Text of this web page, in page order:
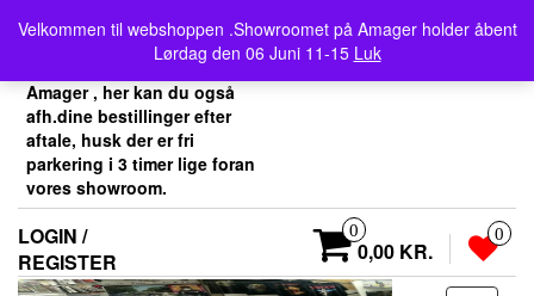
content
Velkommen til webshoppen .Showroomet på Amager holder åbent
Lørdag den 06 Juni 11-15 Luk
Velkommen her i
Place4music`s webshop .
Vores showroom ligger på
Amager , her kan du også
afh.dine bestillinger efter
aftale, husk der er fri
parkering i 3 timer lige foran
vores showroom.
LOGIN /
REGISTER
0
0,00 KR.
0